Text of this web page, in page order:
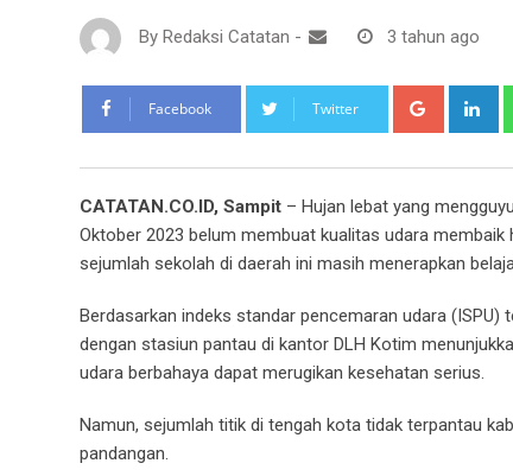
By Redaksi Catatan - 3 tahun ago
Facebook Twitter Google+
CATATAN.CO.ID, Sampit – Hujan lebat yang
Oktober 2023 belum membuat kualitas udara
sejumlah sekolah di daerah ini masih menerapkan
Berdasarkan indeks standar pencemaran udara (ISPU)
dengan stasiun pantau di kantor DLH Kotim
udara berbahaya dapat merugikan kesehatan serius.
Namun, sejumlah titik di tengah kota tidak terpantau
pandangan.